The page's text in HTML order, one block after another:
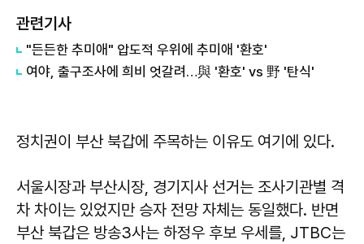
관련기사
"든든한 추미애" 압도적 우위에 추미애 '환호'
여야, 출구조사에 희비 엇갈려…與 '환호' vs 野 '탄식'
정치권이 부산 북갑에 주목하는 이유도 여기에 있다.
서울시장과 부산시장, 경기지사 선거는 조사기관별 격
차 차이는 있었지만 승자 전망 자체는 동일했다. 반면
부산 북갑은 방송3사는 하정우 후보 우세를, JTBC는